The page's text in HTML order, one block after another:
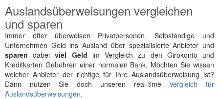
Auslandsüberweisungen vergleichen
und sparen
Immer öfter überweisen Privatpersonen, Selbständige und
Unternehmen Geld ins Ausland über spezialisierte Anbieter und
sparendabeiviel Geld im Vergleich zu den Girokonto und
Kreditkarten Gebühren einer normalen Bank. Möchten Sie wissen
welcher Anbieter der richtige für Ihre Auslandsüberweisung ist?
Dann nutzen Sie doch unseren real-timeVergleich für
Auslandsüberweisungen.